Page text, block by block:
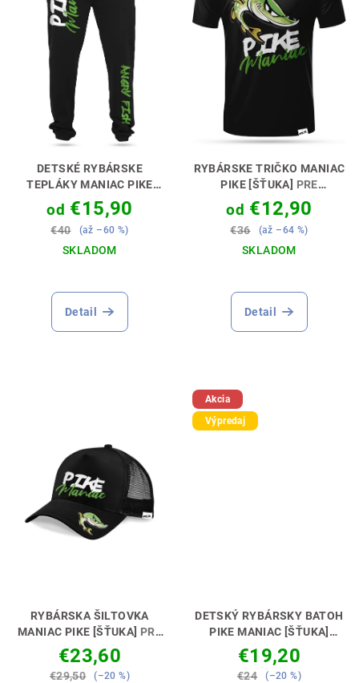
DETSKÉ RYBÁRSKE
TEPLÁKY MANIAC PIKE
[ŠTUKA] PERFEKTNÝ
DARČEK PRE MALÉHO
LOVCA 🎣🎁
od €15,90
€40 (až –60 %)
SKLADOM
Detail
RYBÁRSKE TRIČKO MANIAC
PIKE [ŠŤUKA] PRE
SKUTOČNÉHO MANIAKA🎣
🔥
od €12,90
€36 (až –64 %)
SKLADOM
hodnotenie
produktu
Detail
RYBÁRSKA ŠILTOVKA
MANIAC PIKE [ŠŤUKA] PRE
ŠŤUKOVÝCH MANIAKOV 🧢
😎
€23,60
€29,50 (–20 %)
Akcia
Výpredaj
DETSKÝ RYBÁRSKY BATOH
PIKE MANIAC [ŠŤUKA]
PERFEKTNÝ DARČEK PRE
MALÉHO LOVCA🎁💝
€19,20
€24 (–20 %)